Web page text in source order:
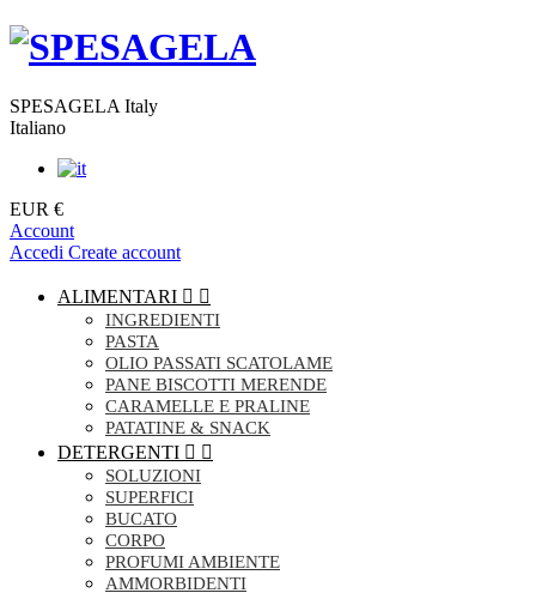
SPESAGELA Italy
Italiano
EUR €
Account
Accedi Create account
ALIMENTARI  
INGREDIENTI
PASTA
OLIO PASSATI SCATOLAME
PANE BISCOTTI MERENDE
CARAMELLE E PRALINE
PATATINE & SNACK
DETERGENTI  
SOLUZIONI
SUPERFICI
BUCATO
CORPO
PROFUMI AMBIENTE
AMMORBIDENTI